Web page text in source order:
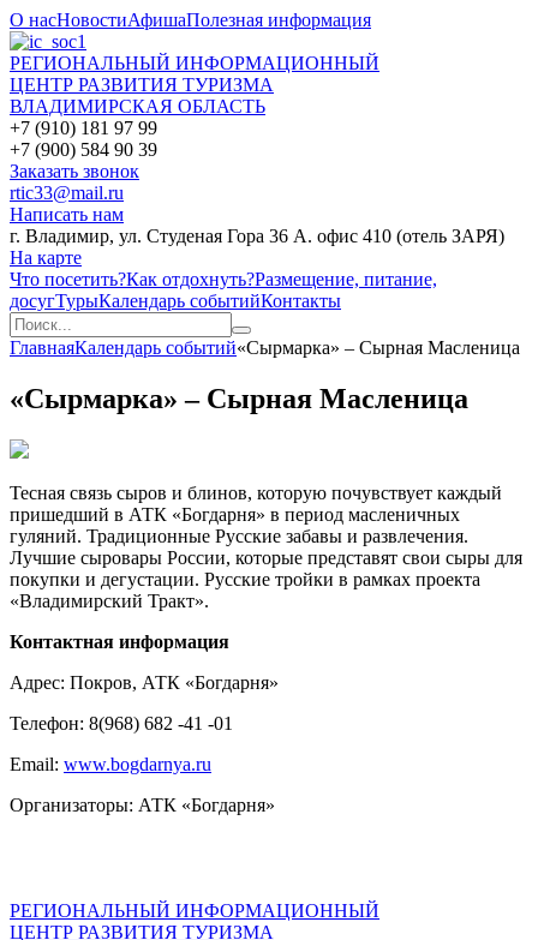
О насНовостиАфишаПолезная информация
РЕГИОНАЛЬНЫЙ ИНФОРМАЦИОННЫЙ
ЦЕНТР РАЗВИТИЯ ТУРИЗМА
ВЛАДИМИРСКАЯ ОБЛАСТЬ
+7 (910) 181 97 99
+7 (900) 584 90 39
Заказать звонок
rtic33@mail.ru
Написать нам
г. Владимир, ул. Студеная Гора 36 А. офис 410 (отель ЗАРЯ)
На карте
Что посетить?Как отдохнуть?Размещение, питание,
досугТурыКалендарь событийКонтакты
ГлавнаяКалендарь событий«Сырмарка» – Сырная Масленица
«Сырмарка» – Сырная Масленица
Тесная связь сыров и блинов, которую почувствует каждый
пришедший в АТК «Богдарня» в период масленичных
гуляний. Традиционные Русские забавы и развлечения.
Лучшие сыровары России, которые представят свои сыры для
покупки и дегустации. Русские тройки в рамках проекта
«Владимирский Тракт».
Контактная информация
Адрес: Покров, АТК «Богдарня»
Телефон: 8(968) 682 -41 -01
Email: www.bogdarnya.ru
Организаторы: АТК «Богдарня»
РЕГИОНАЛЬНЫЙ ИНФОРМАЦИОННЫЙ
ЦЕНТР РАЗВИТИЯ ТУРИЗМА